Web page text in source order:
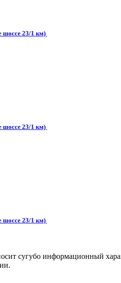
шоссе 23/1 км)
шоссе 23/1 км)
шоссе 23/1 км)
сугубо информационный